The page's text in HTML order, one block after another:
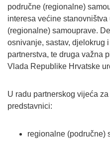
područne (regionalne)
interesa većine
(regionalne) samouprave.
osnivanje, sastav, djelokrug
partnerstva, te druga važna
Vlada Republike Hrvatske
U radu partnerskog vijeća
predstavnici:
regionalne (područne)